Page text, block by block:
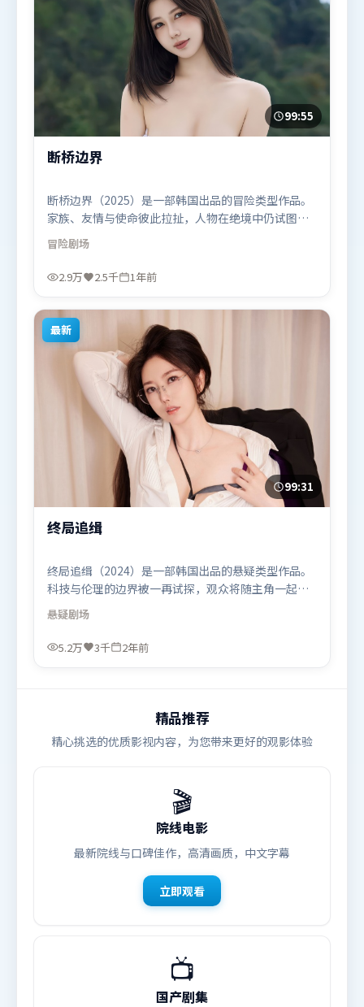
99:55
断桥边界
断桥边界（2025）是一部韩国出品的冒险类型作品。
家族、友情与使命彼此拉扯，人物在绝境中仍试图守
住心中微光。类型元素被重新组合，既致敬经典也尝
试突破套路。由徐克执导，苍井优、木村拓哉、基里
安·墨菲，梁朝伟、胡歌等联袂出演。影片于2025年
题材的观众观看。
冒险剧场
2.9万 2.5千 1年前
最新
99:31
终局追缉
终局追缉（2024）是一部韩国出品的悬疑类型作品。
科技与伦理的边界被一再试探，观众将随主角一起经
历道德震荡。人物关系网复杂却不凌乱，每场对手戏
都推动信息增量。由陈凯歌执导，雷佳音、胡歌、周
冬雨，梁朝伟等联袂出演。影片于2024年3月18日
悬疑剧场
5.2万 3千 2年前
精品推荐
精心挑选的优质影视内容，为您带来更好的观影体验
🎬
院线电影
最新院线与口碑佳作，高清画质，中文字幕
立即观看
📺
国产剧集